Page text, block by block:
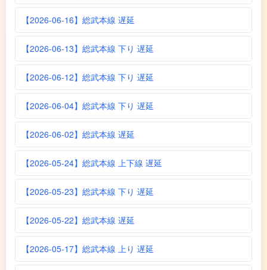
【2026-06-16】総武本線 遅延
【2026-06-13】総武本線 下り 遅延
【2026-06-12】総武本線 下り 遅延
【2026-06-04】総武本線 下り 遅延
【2026-06-02】総武本線 遅延
【2026-05-24】総武本線 上下線 遅延
【2026-05-23】総武本線 下り 遅延
【2026-05-22】総武本線 遅延
【2026-05-17】総武本線 上り 遅延